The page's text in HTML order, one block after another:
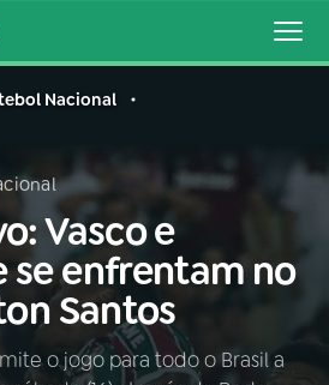
Buscar
AO VIVO
Nacional
Vasco e
se enfrentam no
Santos
o jogo para todo o Brasil a